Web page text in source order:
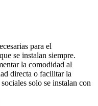
para el
se instalan siempre.
la comodidad al
directa o facilitar la
solo se instalan con